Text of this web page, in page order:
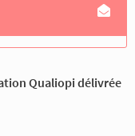
Qualiopi délivrée